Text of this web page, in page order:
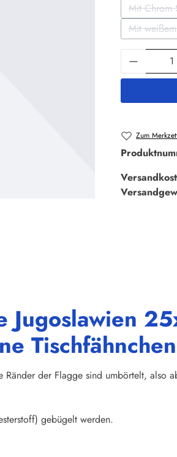
Mit Chrom
Mit
Zum
der Flagge sind umbörtelt, also
gebügelt werden.